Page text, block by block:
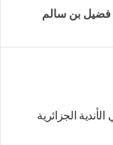
فضيل بن سالم
الجزائرية